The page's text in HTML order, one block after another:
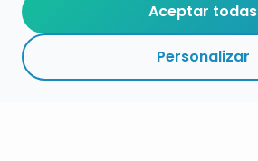
RESUMEN PLAZOS ESPECIALIDAD
Aceptar todas
Personalizar